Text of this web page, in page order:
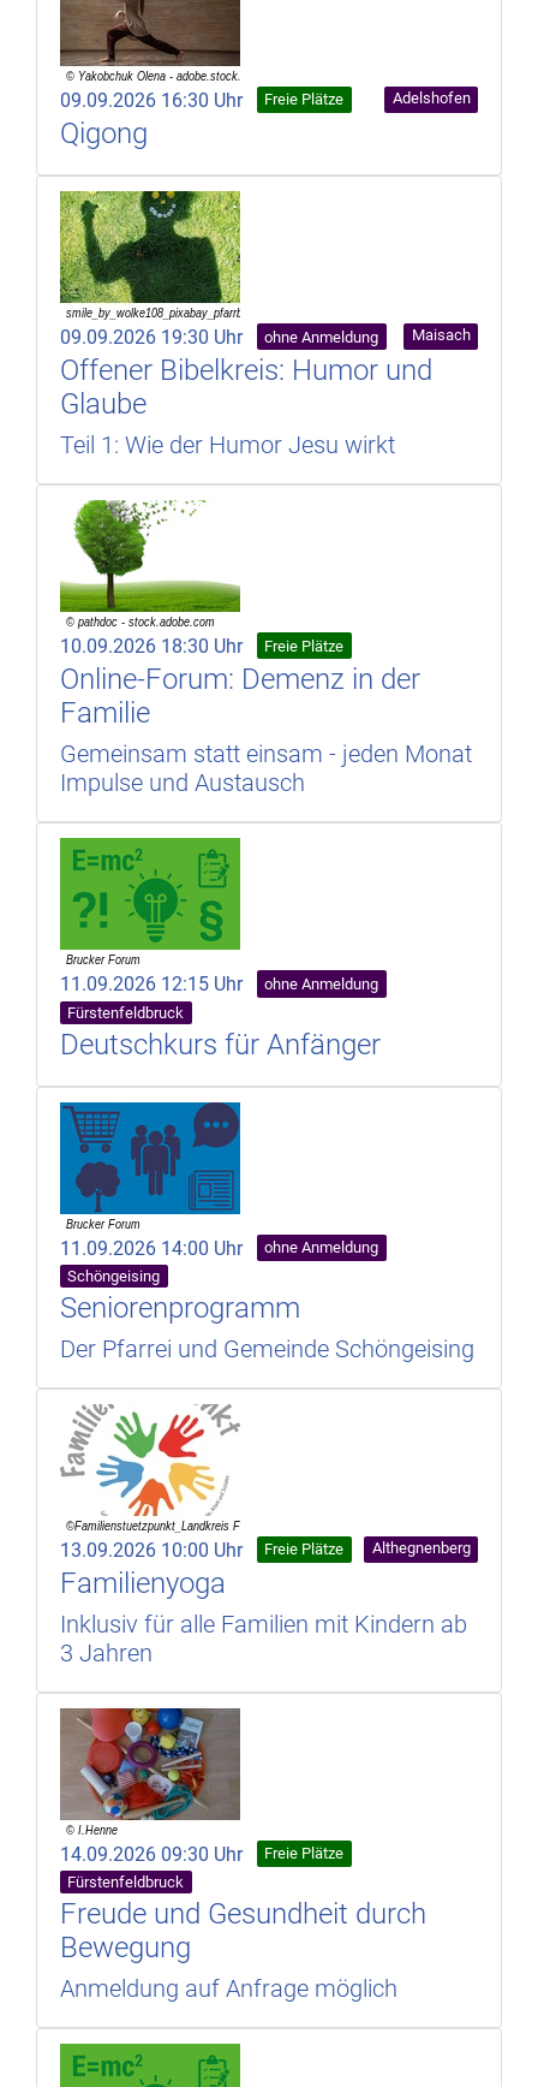
09.09.2026 16:30 Uhr Freie Plätze Adelshofen
Qigong
09.09.2026 19:30 Uhr ohne Anmeldung Maisach
Offener Bibelkreis: Humor und
Glaube
Teil 1: Wie der Humor Jesu wirkt
10.09.2026 18:30 Uhr Freie Plätze
Online-Forum: Demenz in der
Familie
Gemeinsam statt einsam - jeden Monat
Impulse und Austausch
11.09.2026 12:15 Uhr
ohne Anmeldung
Fürstenfeldbruck
Deutschkurs für Anfänger
11.09.2026 14:00 Uhr
ohne Anmeldung
Schöngeising
Seniorenprogramm
Der Pfarrei und Gemeinde Schöngeising
13.09.2026 10:00 Uhr Freie Plätze Althegnenberg
Familienyoga
Inklusiv für alle Familien mit Kindern ab
3 Jahren
14.09.2026 09:30 Uhr
Freie Plätze
Fürstenfeldbruck
Freude und Gesundheit durch
Bewegung
Anmeldung auf Anfrage möglich